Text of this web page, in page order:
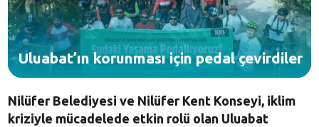
Uluabat’ın korunması için pedal çevirdiler
Nilüfer Belediyesi ve Nilüfer Kent Konseyi, iklim
kriziyle mücadelede etkin rolü olan Uluabat